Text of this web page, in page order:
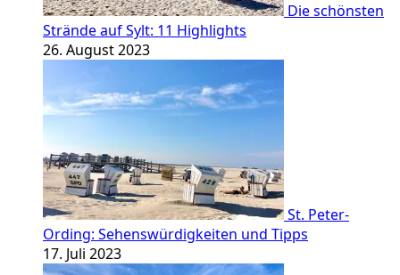
Die schönsten
Strände auf Sylt: 11 Highlights
26. August 2023
St. Peter-
Ording: Sehenswürdigkeiten und Tipps
17. Juli 2023